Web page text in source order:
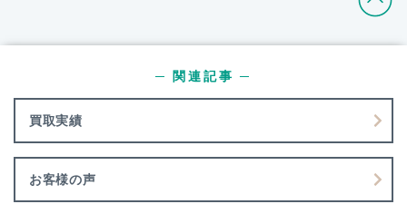
買取実績
─ 関連記事 ─
お客様の声